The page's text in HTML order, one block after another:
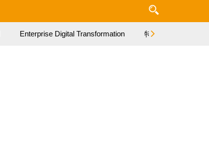
Enterprise Digital Transformation 特集